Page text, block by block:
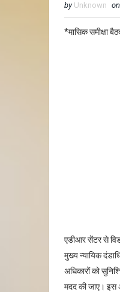
by Unknown on
*मासिक समीक्षा
एडीआर सेंटर से
मुख्य न्यायिक
अधिकारों को
मदद की जाए। इस